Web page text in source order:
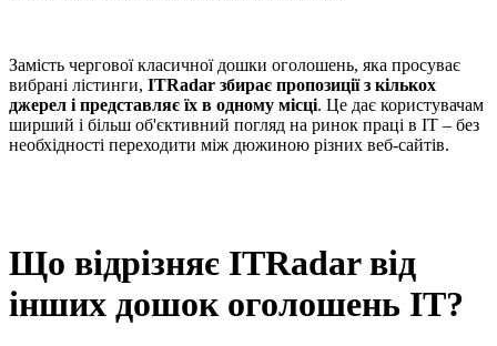
Замість чергової класичної дошки оголошень, яка просуває
вибрані лістинги, ITRadar збирає пропозиції з кількох
джерел і представляє їх в одному місці. Це дає користувачам
ширший і більш об'єктивний погляд на ринок праці в IT – без
необхідності переходити між дюжиною різних веб-сайтів.
Що відрізняє ITRadar від
інших дошок оголошень IT?